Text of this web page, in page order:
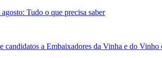
Tudo o que precisa saber
candidatos a Embaixadores da Vinha e do Vinho